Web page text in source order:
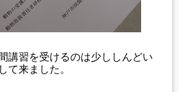
講習を受けるのは少ししんどい
て来ました。